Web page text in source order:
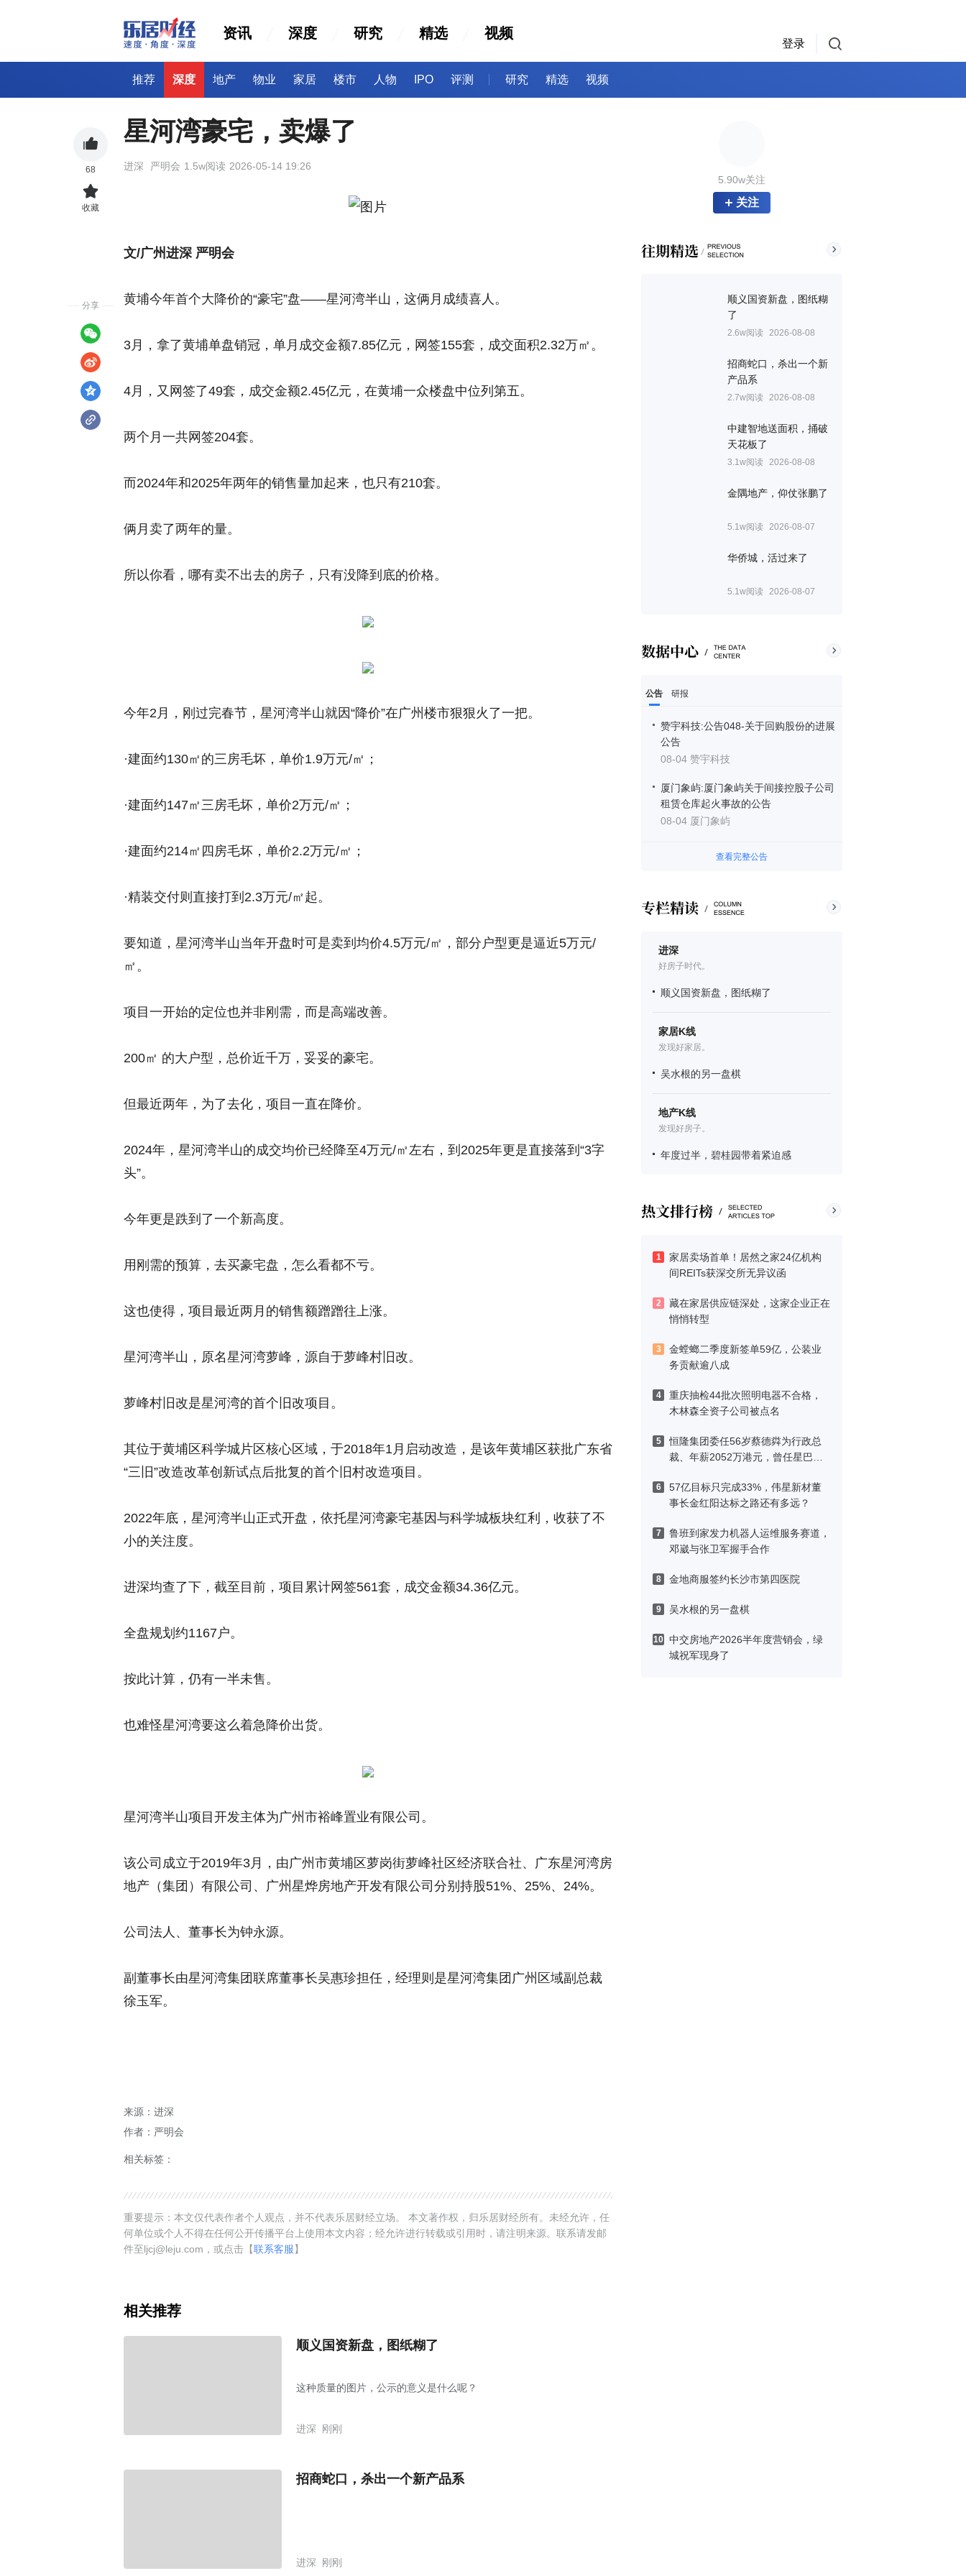
资讯 深度 研究 精选 视频
登录
推荐 深度 地产 物业 家居 楼市 人物 IPO 评测 研究 精选 视频
5.90w关注
关注
顺义国资新盘，图纸糊
了
2.6w阅读 2026-08-08
招商蛇口，杀出一个新
产品系
2.7w阅读 2026-08-08
中建智地送面积，捅破
天花板了
3.1w阅读 2026-08-08
金隅地产，仰仗张鹏了
5.1w阅读 2026-08-07
华侨城，活过来了
5.1w阅读 2026-08-07
公告 研报
赞宇科技:公告048-关于回购股份的进展
公告
08-04 赞宇科技
厦门象屿:厦门象屿关于间接控股子公司
租赁仓库起火事故的公告
08-04 厦门象屿
查看完整公告
进深
好房子时代。
顺义国资新盘，图纸糊了
家居K线
发现好家居。
吴水根的另一盘棋
地产K线
发现好房子。
年度过半，碧桂园带着紧迫感
1
家居卖场首单！居然之家24亿机构
间REITs获深交所无异议函
2
藏在家居供应链深处，这家企业正在
悄悄转型
3
金螳螂二季度新签单59亿，公装业
务贡献逾八成
4
重庆抽检44批次照明电器不合格，
木林森全资子公司被点名
5
恒隆集团委任56岁蔡德粦为行政总
裁、年薪2052万港元，曾任星巴克
6
57亿目标只完成33%，伟星新材董
事长金红阳达标之路还有多远？
7
鲁班到家发力机器人运维服务赛道，
邓崴与张卫军握手合作
8 金地商服签约长沙市第四医院
9 吴水根的另一盘棋
10 中交房地产2026半年度营销会，绿
城祝军现身了
星河湾豪宅，卖爆了
进深 严明会 1.5w阅读 2026-05-14 19:26
文/广州进深 严明会
黄埔今年首个大降价的“豪宅”盘——星河湾半山，这俩月成绩喜人。
3月，拿了黄埔单盘销冠，单月成交金额7.85亿元，网签155套，成交面积2.32万㎡。
4月，又网签了49套，成交金额2.45亿元，在黄埔一众楼盘中位列第五。
两个月一共网签204套。
而2024年和2025年两年的销售量加起来，也只有210套。
俩月卖了两年的量。
所以你看，哪有卖不出去的房子，只有没降到底的价格。
今年2月，刚过完春节，星河湾半山就因“降价”在广州楼市狠狠火了一把。
·建面约130㎡的三房毛坏，单价1.9万元/㎡；
·建面约147㎡三房毛坏，单价2万元/㎡；
·建面约214㎡四房毛坏，单价2.2万元/㎡；
·精装交付则直接打到2.3万元/㎡起。
要知道，星河湾半山当年开盘时可是卖到均价4.5万元/㎡，部分户型更是逼近5万元/
㎡。
项目一开始的定位也并非刚需，而是高端改善。
200㎡ 的大户型，总价近千万，妥妥的豪宅。
但最近两年，为了去化，项目一直在降价。
2024年，星河湾半山的成交均价已经降至4万元/㎡左右，到2025年更是直接落到“3字
头”。
今年更是跌到了一个新高度。
用刚需的预算，去买豪宅盘，怎么看都不亏。
这也使得，项目最近两月的销售额蹭蹭往上涨。
星河湾半山，原名星河湾萝峰，源自于萝峰村旧改。
萝峰村旧改是星河湾的首个旧改项目。
其位于黄埔区科学城片区核心区域，于2018年1月启动改造，是该年黄埔区获批广东省
“三旧”改造改革创新试点后批复的首个旧村改造项目。
2022年底，星河湾半山正式开盘，依托星河湾豪宅基因与科学城板块红利，收获了不
小的关注度。
进深均查了下，截至目前，项目累计网签561套，成交金额34.36亿元。
全盘规划约1167户。
按此计算，仍有一半未售。
也难怪星河湾要这么着急降价出货。
星河湾半山项目开发主体为广州市裕峰置业有限公司。
该公司成立于2019年3月，由广州市黄埔区萝岗街萝峰社区经济联合社、广东星河湾房
地产（集团）有限公司、广州星烨房地产开发有限公司分别持股51%、25%、24%。
公司法人、董事长为钟永源。
副董事长由星河湾集团联席董事长吴惠珍担任，经理则是星河湾集团广州区域副总裁
徐玉军。
来源：进深
作者：严明会
相关标签：
重要提示：本文仅代表作者个人观点，并不代表乐居财经立场。 本文著作权，归乐居财经所有。未经允许，任
何单位或个人不得在任何公开传播平台上使用本文内容；经允许进行转载或引用时，请注明来源。联系请发邮
件至ljcj@leju.com，或点击【联系客服】
相关推荐
顺义国资新盘，图纸糊了
这种质量的图片，公示的意义是什么呢？
进深 刚刚
招商蛇口，杀出一个新产品系
进深 刚刚
68
收藏
分享